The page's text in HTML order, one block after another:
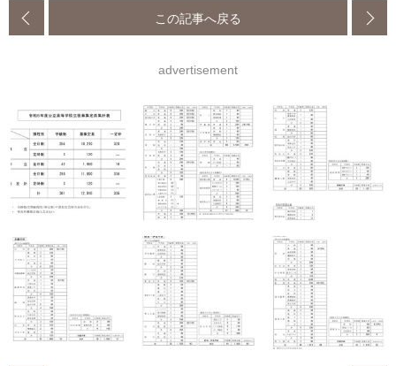
この記事へ戻る
advertisement